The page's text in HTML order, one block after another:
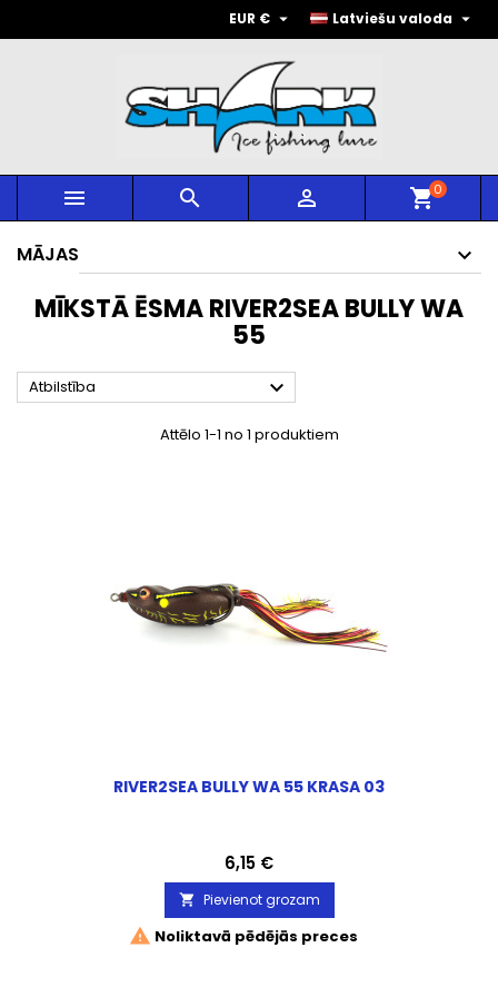
Latviešu valoda 
EUR € 
   shopping_cart0
MĀJAS
MĪKSTĀ ĒSMA RIVER2SEA BULLY WA
55
Atbilstība 
Attēlo 1-1 no 1 produktiem
RIVER2SEA BULLY WA 55 KRASA 03
Cena
6,15 €
 Pievienot grozam
 Noliktavā pēdējās preces